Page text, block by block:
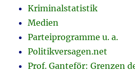
Kriminalstatistik
Medien
Parteiprogramme u. a.
Politikversagen.net
Prof. Ganteför: Grenzen